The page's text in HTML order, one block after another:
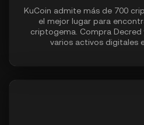
KuCoin admite más de 700
el mejor lugar para
criptogema. Compra
varios activos digitales